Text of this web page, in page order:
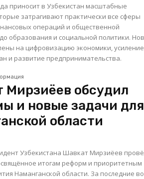
приносит в Узбекистан масштабные
затрагивают практически все сферы
операций и общественной
образования и социальной политики.
на цифровизацию экономики, усиление
и развитие предпринимательства.
Мирзиёев обсудил
и новые задачи для
области
Узбекистана Шавкат Мирзиёев
итогам реформ и приоритетным
области. За последние восемь